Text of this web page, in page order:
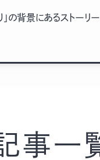
り」の背景にあるストー
事一